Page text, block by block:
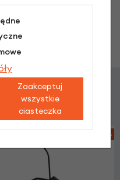
produkt wybrali
-80%
Zaakceptuj
wszystkie
ciasteczka